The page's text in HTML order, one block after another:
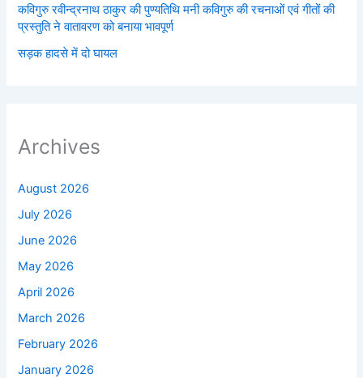
कविगुरु रवीन्द्रनाथ ठाकुर की पुण्यतिथि मनी कविगुरु की रचनाओं एवं गीतों की
प्रस्तुति ने वातावरण को बनाया भावपूर्ण
सड़क हादसे में दो घायल
Archives
August 2026
July 2026
June 2026
May 2026
April 2026
March 2026
February 2026
January 2026